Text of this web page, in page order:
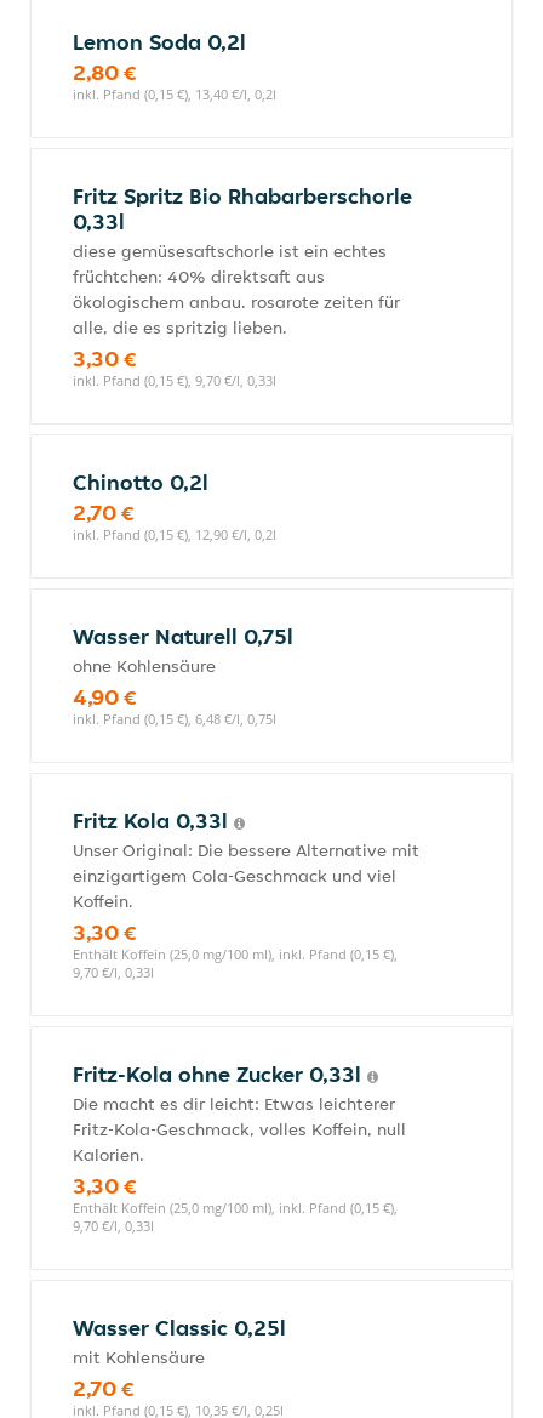
Lemon Soda 0,2l
2,80 €
inkl. Pfand (0,15 €), 13,40 €/l, 0,2l
Fritz Spritz Bio Rhabarberschorle
0,33l
diese gemüsesaftschorle ist ein echtes
früchtchen: 40% direktsaft aus
ökologischem anbau. rosarote zeiten für
alle, die es spritzig lieben.
3,30 €
inkl. Pfand (0,15 €), 9,70 €/l, 0,33l
Chinotto 0,2l
2,70 €
inkl. Pfand (0,15 €), 12,90 €/l, 0,2l
Wasser Naturell 0,75l
ohne Kohlensäure
4,90 €
inkl. Pfand (0,15 €), 6,48 €/l, 0,75l
Fritz Kola 0,33l
Unser Original: Die bessere Alternative mit
einzigartigem Cola-Geschmack und viel
Koffein.
3,30 €
Enthält Koffein (25,0 mg/100 ml), inkl. Pfand (0,15 €),
9,70 €/l, 0,33l
Fritz-Kola ohne Zucker 0,33l
Die macht es dir leicht: Etwas leichterer
Fritz-Kola-Geschmack, volles Koffein, null
Kalorien.
3,30 €
Enthält Koffein (25,0 mg/100 ml), inkl. Pfand (0,15 €),
9,70 €/l, 0,33l
Wasser Classic 0,25l
mit Kohlensäure
2,70 €
inkl. Pfand (0,15 €), 10,35 €/l, 0,25l